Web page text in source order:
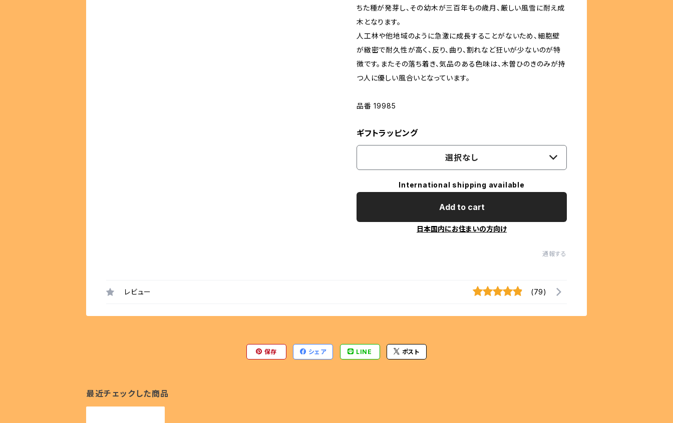
ちた種が発芽し、その幼木が三百年もの歳月、厳しい風雪に耐え成
木となります。
人工林や他地域のように急激に成長することがないため、細胞壁
が緻密で耐久性が高く、反り、曲り、割れなど狂いが少ないのが特
徴です。またその落ち着き、気品のある色味は、木曽ひのきのみが持
つ人に優しい風合いとなっています。
品番 19985
ギフトラッピング
選択なし
International shipping available
Add to cart
日本国内にお住まいの方向け
通報する
レビュー (79)
保存 シェア LINE ポスト
最近チェックした商品